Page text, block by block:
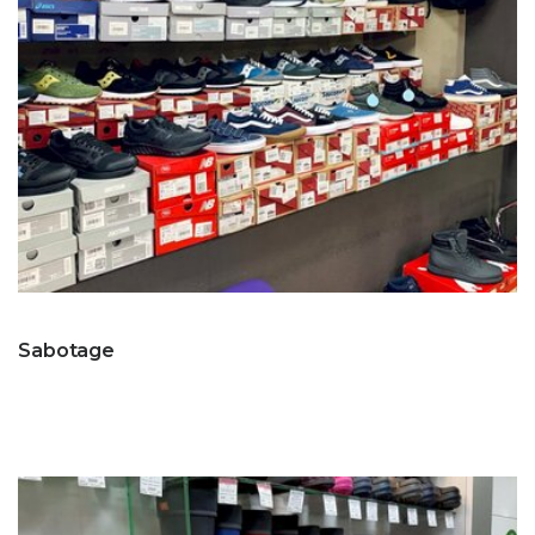
Sabotage